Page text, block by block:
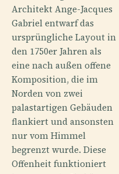
Architekt Ange-Jacques
Gabriel entwarf das
ursprüngliche Layout in
den 1750er Jahren als
eine nach außen offene
Komposition, die im
Norden von zwei
palastartigen Gebäuden
flankiert und ansonsten
nur vom Himmel
begrenzt wurde. Diese
Offenheit funktioniert